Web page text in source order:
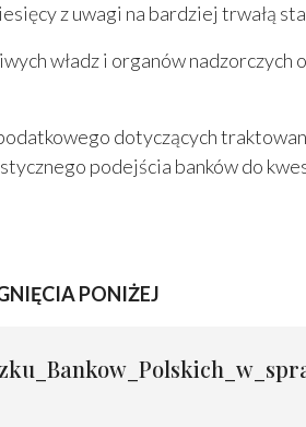
z uwagi na bardziej trwałą
władz i organów
dotyczących
podejścia banków do
PONIŻEJ